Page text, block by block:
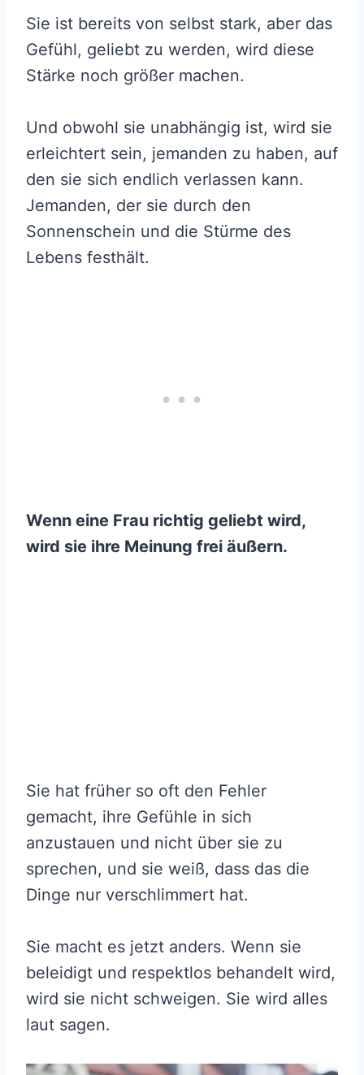
Sie ist bereits von selbst stark, aber das
Gefühl, geliebt zu werden, wird diese
Stärke noch größer machen.
Und obwohl sie unabhängig ist, wird sie
erleichtert sein, jemanden zu haben, auf
den sie sich endlich verlassen kann.
Jemanden, der sie durch den
Sonnenschein und die Stürme des
Lebens festhält.
Wenn eine Frau richtig geliebt wird,
wird sie ihre Meinung frei äußern.
Sie hat früher so oft den Fehler
gemacht, ihre Gefühle in sich
anzustauen und nicht über sie zu
sprechen, und sie weiß, dass das die
Dinge nur verschlimmert hat.
Sie macht es jetzt anders. Wenn sie
beleidigt und respektlos behandelt wird,
wird sie nicht schweigen. Sie wird alles
laut sagen.